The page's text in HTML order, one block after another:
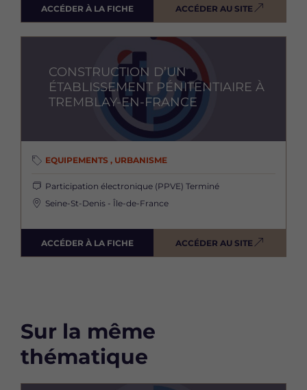
ACCÉDER À LA FICHE ACCÉDER AU SITE
CONSTRUCTION D’UN
ÉTABLISSEMENT PÉNITENTIAIRE À
TREMBLAY-EN-FRANCE
EQUIPEMENTS , URBANISME
Participation électronique (PPVE) Terminé
Seine-St-Denis - Île-de-France
ACCÉDER À LA FICHE ACCÉDER AU SITE
Sur la même
thématique